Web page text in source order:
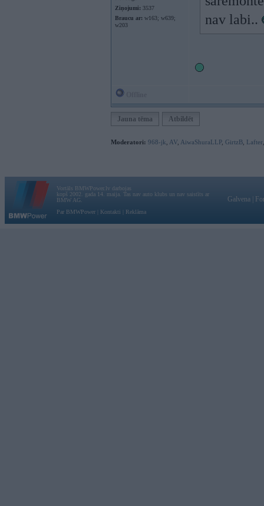
Ziņojumi: 3537
Braucu ar: w163; w639;
w203
nav labi..
Jauna tēma Atbildēt
Moderatori: 968-jk AV AiwaShuraLLP, GirtzB Lafter
Vortāls BMWPower.lv darbojas
kopš 2002. gada 14. maija. Tas nav auto klubs un nav saistīts ar
BMW AG.
Par BMWPower
Kontakti Reklāma
Galvena